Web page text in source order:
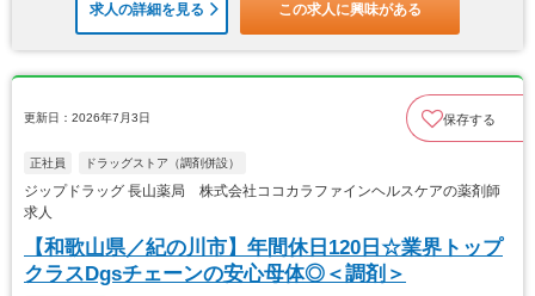
求人の詳細を見る この求人に興味がある
更新日：2026年7月3日 保存する
正社員 ドラッグストア（調剤併設）
ジップドラッグ 長山薬局 株式会社ココカラファインヘルスケアの薬剤師
求人
【和歌山県／紀の川市】年間休日120日☆業界トップ
クラスDgsチェーンの安心母体◎＜調剤＞